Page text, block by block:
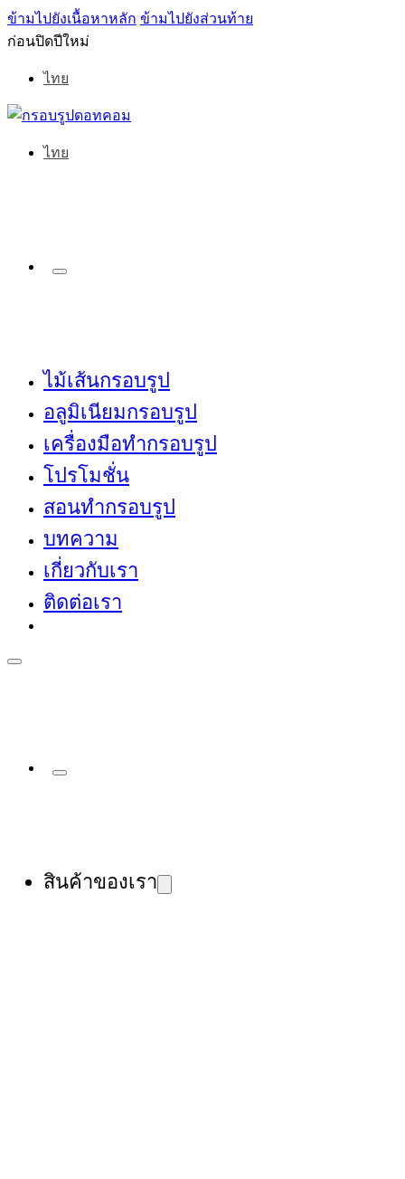
ข้ามไปยังเนื้อหาหลัก ข้ามไปยังส่วนท้าย
ก่อนปิดปีใหม่
ไทย
ไทย
ไม้เส้นกรอบรูป
อลูมิเนียมกรอบรูป
เครื่องมือทำกรอบรูป
โปรโมชั่น
สอนทำกรอบรูป
บทความ
เกี่ยวกับเรา
ติดต่อเรา
สินค้าของเรา